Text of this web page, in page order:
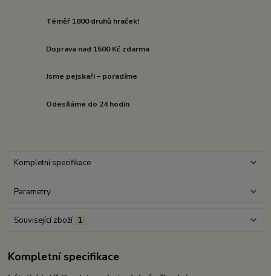
Téměř 1800 druhů hraček!
Doprava nad 1500 Kč zdarma
Jsme pejskaři – poradíme
Odesíláme do 24 hodin
Kompletní specifikace
Parametry
Související zboží 1
Kompletní specifikace